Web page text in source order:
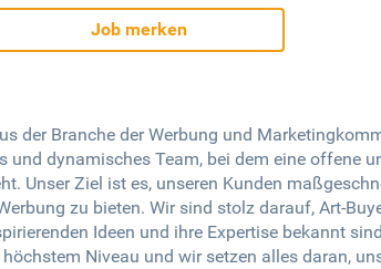
Job merken
der Branche der Werbung und
und dynamisches Team, bei dem eine offene
Unser Ziel ist es, unseren Kunden
zu bieten. Wir sind stolz darauf, Art-
Ideen und ihre Expertise bekannt
Niveau und wir setzen alles daran,